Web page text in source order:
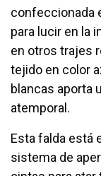
confeccionada
para lucir en la
en otros trajes
tejido en color
blancas aporta
atemporal.
Esta falda está
sistema de